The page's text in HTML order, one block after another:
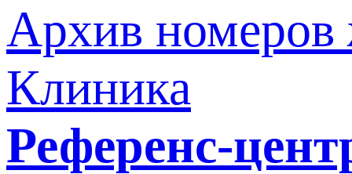
Архив номеров
Клиника
Референс-